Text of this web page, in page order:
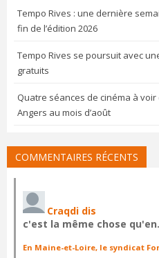
Tempo Rives : une dernière
fin de l’édition 2026
Tempo Rives se poursuit avec
gratuits
Quatre séances de cinéma à
Angers au mois d’août
COMMENTAIRES RÉCENTS
Craqdi dis
c'est la même chose
En Maine-et-Loire, le syndicat